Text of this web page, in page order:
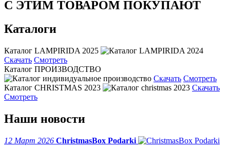
С ЭТИМ ТОВАРОМ ПОКУПАЮТ
Каталоги
Каталог LAMPIRIDA 2025
Скачать Смотреть
Каталог ПРОИЗВОДСТВО
Скачать Смотреть
Каталог CHRISTMAS 2023
Скачать
Смотреть
Наши новости
12 Март 2026 ChristmasBox Podarki